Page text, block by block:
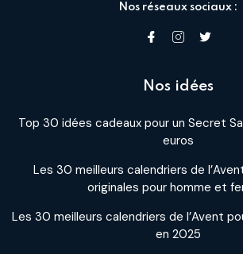
Nos réseaux sociaux :
Nos idées
Top 30 idées cadeaux pour un Secret
euros
Les 30 meilleurs calendriers de
originales pour homme et
Les 30 meilleurs calendriers de l’Avent
en 2025